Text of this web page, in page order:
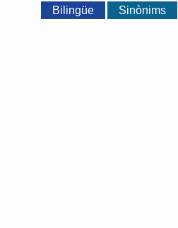
Bilingüe
Sinònims